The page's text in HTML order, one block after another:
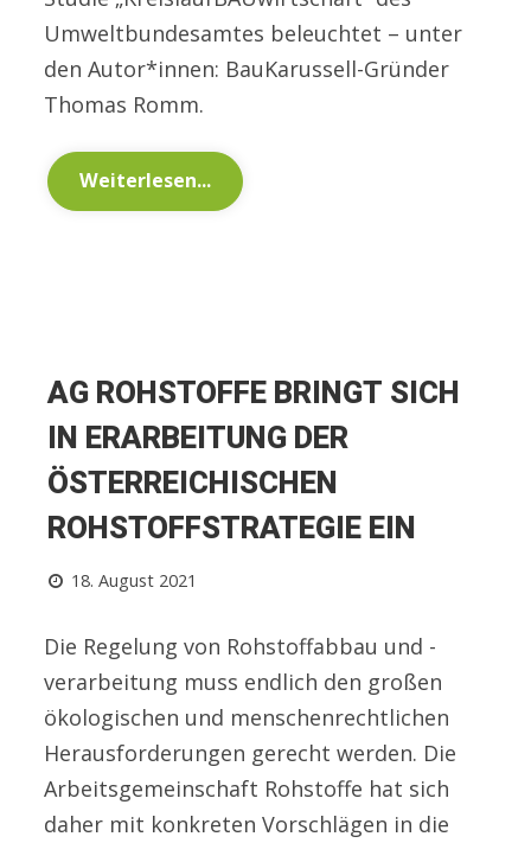
Umweltbundesamtes beleuchtet – unter
den Autor*innen: BauKarussell-Gründer
Thomas Romm.
Weiterlesen...
AG ROHSTOFFE BRINGT SICH
IN ERARBEITUNG DER
ÖSTERREICHISCHEN
ROHSTOFFSTRATEGIE EIN
18. August 2021
Die Regelung von Rohstoffabbau und -
verarbeitung muss endlich den großen
ökologischen und menschenrechtlichen
Herausforderungen gerecht werden. Die
Arbeitsgemeinschaft Rohstoffe hat sich
daher mit konkreten Vorschlägen in die